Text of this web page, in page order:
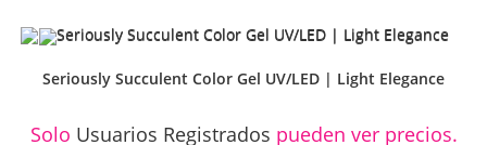
Seriously Succulent Color Gel UV/LED | Light Elegance
Solo Usuarios Registrados pueden ver precios.